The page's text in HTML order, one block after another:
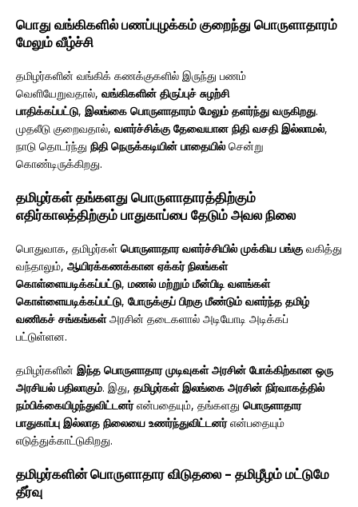
பொது வங்கிகளில் பணப்புழக்கம் குறைந்து பொருளாதாரம்
மேலும் வீழ்ச்சி
தமிழர்களின் வங்கிக் கணக்குகளில் இருந்து பணம்
வெளியேறுவதால், வங்கிகளின் திருப்புச் சுழற்சி
பாதிக்கப்பட்டு, இலங்கை பொருளாதாரம் மேலும் தளர்ந்து வருகிறது.
முதலீடு குறைவதால், வளர்ச்சிக்கு தேவையான நிதி வசதி இல்லாமல்,
நாடு தொடர்ந்து நிதி நெருக்கடியின் பாதையில்சென்று
கொண்டிருக்கிறது.
தமிழர்கள் தங்களது பொருளாதாரத்திற்கும்
எதிர்காலத்திற்கும் பாதுகாப்பை தேடும் அவல நிலை
பொதுவாக, தமிழர்கள் பொருளாதார வளர்ச்சியில் முக்கிய பங்கு வகித்து
வந்தாலும், ஆயிரக்கணக்கான ஏக்கர் நிலங்கள்
கொள்ளையடிக்கப்பட்டு, மணல் மற்றும் மீன்பிடி வளங்கள்
கொள்ளையடிக்கப்பட்டு, போருக்குப் பிறகு மீண்டும் வளர்ந்த தமிழ்
வணிகச் சங்கங்கள்அரசின் தடைகளால் அடியோடி அடிக்கப்
பட்டுள்ளன.
தமிழர்களின் இந்த பொருளாதார முடிவுகள் அரசின் போக்கிற்கான ஒரு
அரசியல் பதிலாகும். இது, தமிழர்கள் இலங்கை அரசின் நிர்வாகத்தில்
நம்பிக்கையிழந்துவிட்டனர்என்பதையும், தங்களது பொருளாதார
பாதுகாப்பு இல்லாத நிலையை உணர்ந்துவிட்டனர்என்பதையும்
எடுத்துக்காட்டுகிறது.
தமிழர்களின் பொருளாதார விடுதலை – தமிழீழம் மட்டுமே
தீர்வு